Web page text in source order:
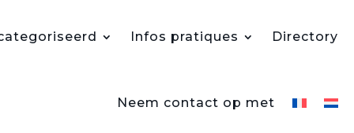
Infos pratiques Directory
Neem contact op met